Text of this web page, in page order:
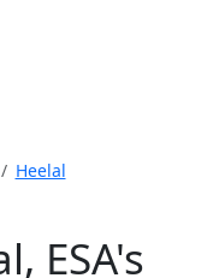
Heelal
ESA's